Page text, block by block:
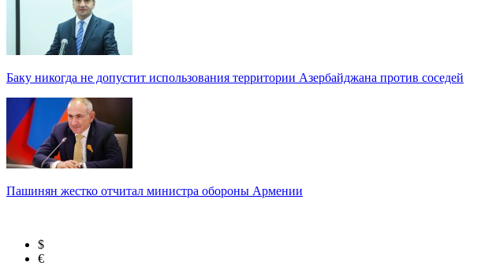
Баку никогда не допустит использования территории Азербайджана против соседей
Пашинян жестко отчитал министра обороны Армении
$
€